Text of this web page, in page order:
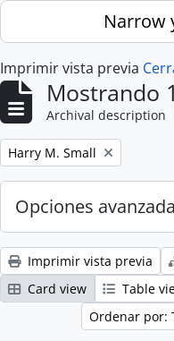
Skip to main contentNarrow
Imprimir vista previa
Mostrando
Archival description
Remove filter:
Harry M. Small
Opciones
Imprimir vista previa
Card view
Table
Ordenar por: